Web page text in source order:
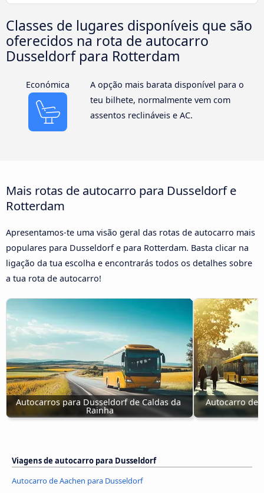
Classes de lugares disponíveis que são
oferecidos na rota de autocarro
Dusseldorf para Rotterdam
Económica
A opção mais barata disponível para o
teu bilhete, normalmente vem com
assentos reclináveis e AC.
Mais rotas de autocarro para Dusseldorf e
Rotterdam
Apresentamos-te uma visão geral das rotas de autocarro mais
populares para Dusseldorf e para Rotterdam. Basta clicar na
ligação da tua escolha e encontrarás todos os detalhes sobre
a tua rota de autocarro!
Autocarros para Dusseldorf de Caldas da
Rainha
Autocarro de
Viagens de autocarro para Dusseldorf
Autocarro de Aachen para Dusseldorf